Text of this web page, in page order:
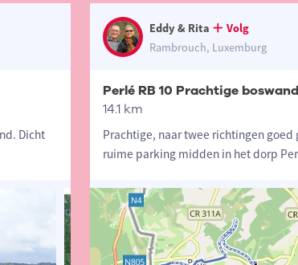
Dicht
Eddy & Rita
Volg
Rambrouch, Luxemburg
Perlé RB 10 Prachtige
14.1 km
Prachtige, naar twee richtingen
ruime parking midden in het dorp